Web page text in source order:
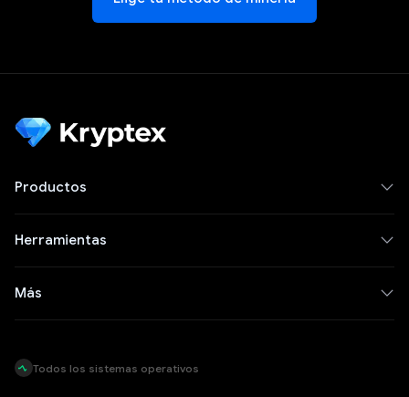
Productos
Herramientas
Más
Todos los sistemas operativos